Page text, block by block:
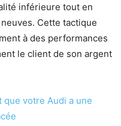
inférieure tout en
Cette tactique
à des performances
le client de son argent
que votre Audi a une